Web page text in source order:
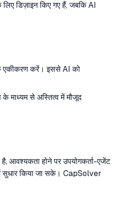
डिज़ाइन किए गए हैं, जबकि AI
एकीकरण करें। इससे AI को
के माध्यम से अस्तित्व में मौजूद
आवश्यकता होने पर उपयोगकर्ता-एजेंट
सुधार किया जा सके। CapSolver